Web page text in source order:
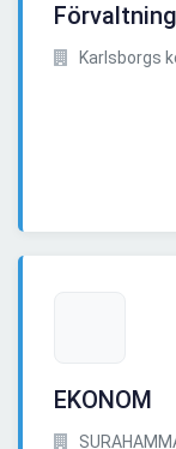
Karlsborgs
EKONOM